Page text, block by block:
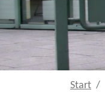
Start